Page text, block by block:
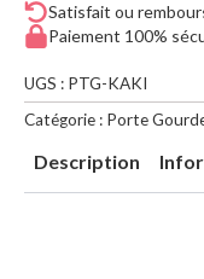
Satisfait ou
Paiement 100%
UGS : PTG-KAKI
Catégorie : Porte
Description